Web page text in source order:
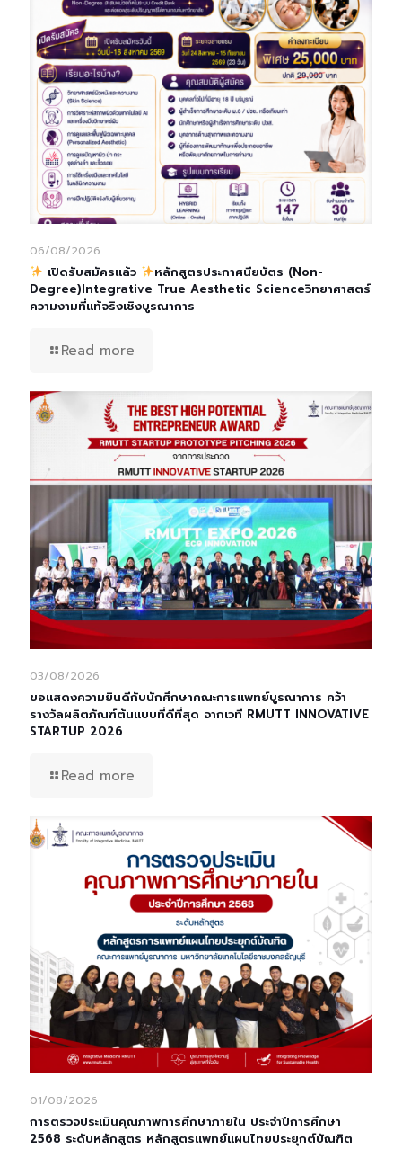
06/08/2026
เปิดรับสมัครแล้ว
หลักสูตรประกาศนียบัตร (Non-
Degree)Integrative True Aesthetic Scienceวิทยาศาสตร์
ความงามที่แท้จริงเชิงบูรณาการ
Read more
03/08/2026
ขอแสดงความยินดีกับนักศึกษาคณะการแพทย์บูรณาการ คว้า
รางวัลผลิตภัณฑ์ต้นแบบที่ดีที่สุด จากเวที RMUTT INNOVATIVE
STARTUP 2026
Read more
01/08/2026
การตรวจประเมินคุณภาพการศึกษาภายใน ประจำปีการศึกษา
2568 ระดับหลักสูตร หลักสูตรแพทย์แผนไทยประยุกต์บัณฑิต